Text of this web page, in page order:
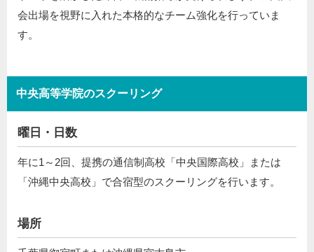
会出場を視野に入れた本格的なチーム強化を行っていま
す。
中央高等学院のスクーリング
曜日・日数
年に1～2回、提携の通信制高校「中央国際高校」または
「沖縄中央高校」で合宿型のスクーリングを行います。
場所